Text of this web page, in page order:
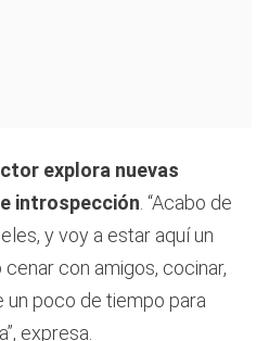
explora nuevas
introspección . “Acabo de
y voy a estar aquí un
con amigos, cocinar,
poco de tiempo para
expresa.